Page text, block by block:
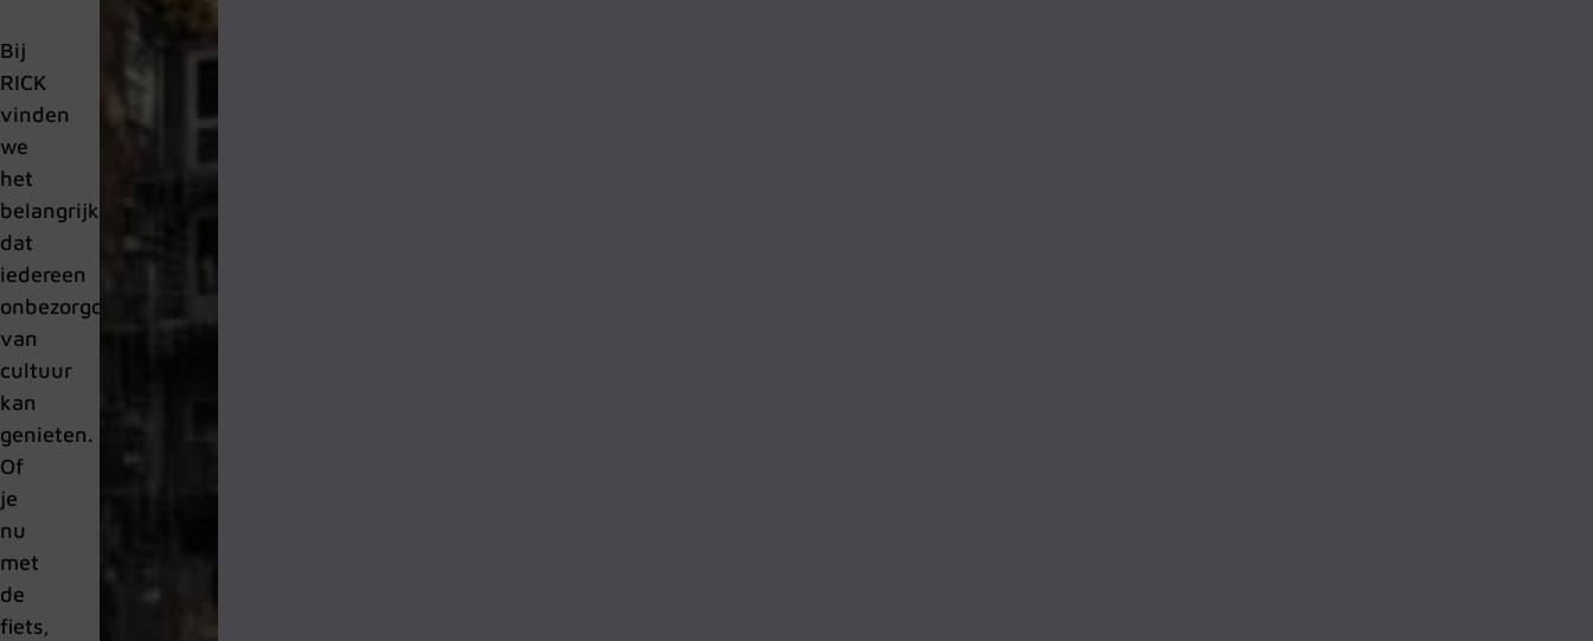
Bij
RICK
vinden
we
het
belangrijk
dat
iedereen
onbezorgd
van
cultuur
kan
genieten.
Of
je
nu
met
de
fiets,